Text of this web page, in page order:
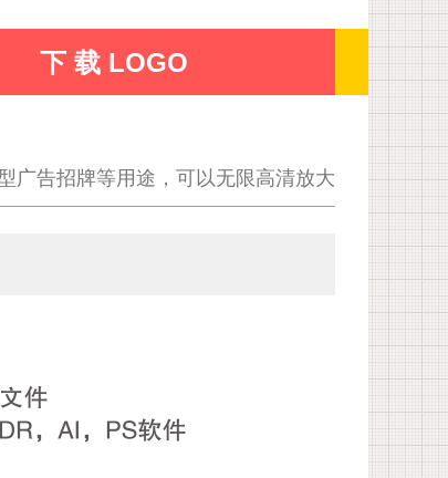
下 载 LOGO
广告招牌等用途，可以无限高清放大